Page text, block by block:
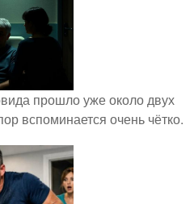
прошло уже около двух
вспоминается очень чётко.